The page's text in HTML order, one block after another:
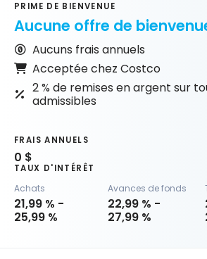
PRIME DE BIENVENUE
Aucune offre de
Aucuns frais annuels
Acceptée chez Costco
2 % de remises en argent sur
admissibles
FRAIS ANNUELS
0 $
TAUX D'INTÉRÊT
Achats
21,99 % -
25,99 %
Avances de fonds
22,99 % -
27,99 %